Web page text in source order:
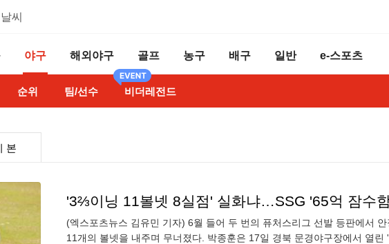
날씨
야구 해외야구 골프 농구 배구 일반 e-스포츠
순위 팀/선수 비더레전드
본
(엑스포츠뉴스 김유민 기자) 6월 들어 두 번의 퓨처스리그 선발 등판에서
11개의 볼넷을 내주며 무너졌다. 박종훈은 17일 경북 문경야구장에서 열린